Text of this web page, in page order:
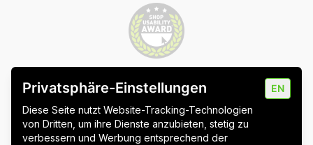
Impressum Datenschutz Cookie-Einstellungen
Privatsphäre-Einstellungen
Diese Seite nutzt Website-Tracking-Technologien
von Dritten, um ihre Dienste anzubieten, stetig zu
verbessern und Werbung entsprechend der
EN